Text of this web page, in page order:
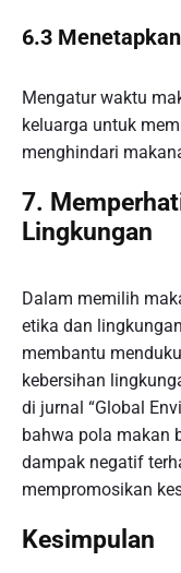
6.3
Mengatur waktu
keluarga untuk
menghindari
7.
Lingkungan
Dalam memilih
etika dan
membantu
kebersihan
di jurnal “Global
bahwa pola makan
dampak negatif
mempromosikan
Kesimpulan